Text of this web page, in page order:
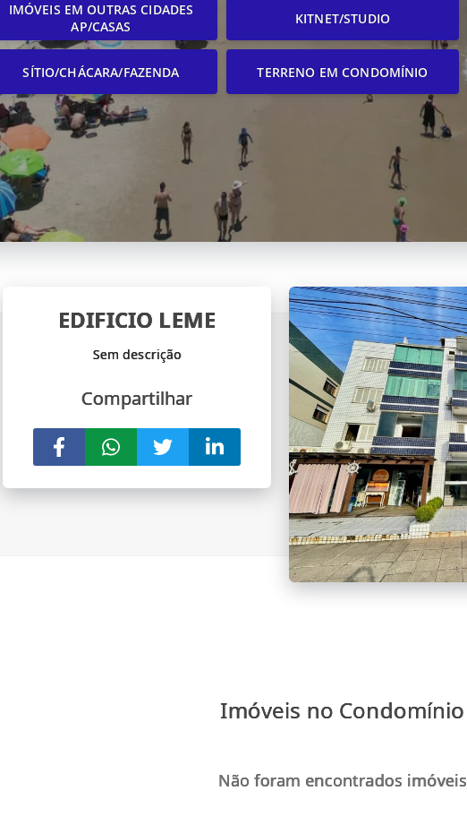
IMÓVEIS EM OUTRAS CIDADES
AP/CASAS
KITNET/STUDIO
SÍTIO/CHÁCARA/FAZENDA TERRENO EM CONDOMÍNIO
EDIFICIO LEME
Sem descrição
Compartilhar
Imóveis no Condomínio
Não foram encontrados imóveis